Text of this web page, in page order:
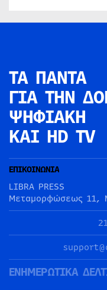
ΤΑ ΠΑΝΤΑ
ΓΙΑ ΤΗΝ
ΨΗΦΙΑΚΗ
ΚΑΙ HD TV
ΕΠΙΚΟΙΝΩΝΙΑ
LIBRA PRESS
Μεταμορφώσεως 11,
ΕΝΗΜΕΡΩΤΙΚΑ